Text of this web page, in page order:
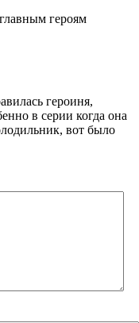
героям
героиня,
в серии когда она
вот было